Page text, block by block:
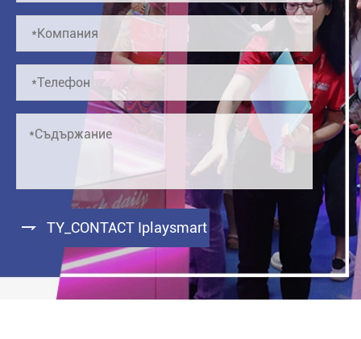
 TY_CONTACT Iplaysmart